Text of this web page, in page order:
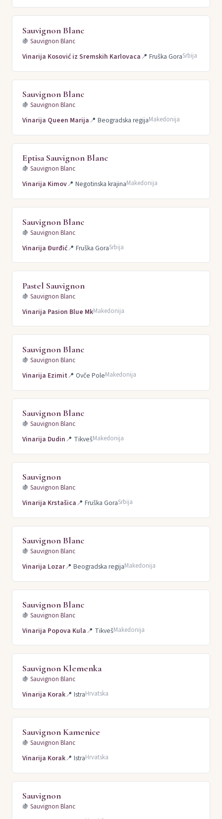
Sauvignon Blanc
🍇 Sauvignon Blanc
Vinarija Kosović iz Sremskih Karlovaca📍 Fruška GoraSrbija
Sauvignon Blanc
🍇 Sauvignon Blanc
Vinarija Queen Marija📍 Beogradska regijaMakedonija
Eptisa Sauvignon Blanc
🍇 Sauvignon Blanc
Vinarija Kimov📍 Negotinska krajinaMakedonija
Sauvignon Blanc
🍇 Sauvignon Blanc
Vinarija Đurđić📍 Fruška GoraSrbija
Pastel Sauvignon
🍇 Sauvignon Blanc
Vinarija Pasion Blue MkMakedonija
Sauvignon Blanc
🍇 Sauvignon Blanc
Vinarija Ezimit📍 Ovče PoleMakedonija
Sauvignon Blanc
🍇 Sauvignon Blanc
Vinarija Dudin📍 TikvešMakedonija
Sauvignon
🍇 Sauvignon Blanc
Vinarija Krstašica📍 Fruška GoraSrbija
Sauvignon Blanc
🍇 Sauvignon Blanc
Vinarija Lozar📍 Beogradska regijaMakedonija
Sauvignon Blanc
🍇 Sauvignon Blanc
Vinarija Popova Kula📍 TikvešMakedonija
Sauvignon Klemenka
🍇 Sauvignon Blanc
Vinarija Korak📍 IstraHrvatska
Sauvignon Kamenice
🍇 Sauvignon Blanc
Vinarija Korak📍 IstraHrvatska
Sauvignon
🍇 Sauvignon Blanc